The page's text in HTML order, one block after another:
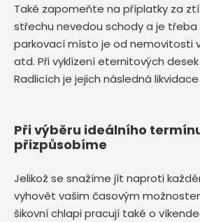
Také zapomeňte na příplatky za
střechu nevedou schody a je třeba
parkovací místo je od nemovitosti
atd. Při vyklízení eternitových
Radlicích je jejich následná
Při výběru ideálního
přizpůsobíme
Jelikož se snažíme jít naproti
vyhovět vašim časovým
šikovní chlapi pracují také o